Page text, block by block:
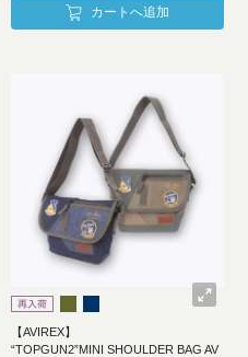
カートへ追加
【AVIREX】
“TOPGUN2”MINI SHOULDER BAG AV